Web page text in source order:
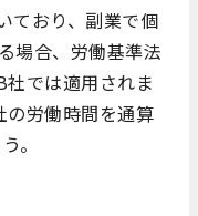
ており、副業で個
場合、労働基準法
では適用されま
の労働時間を通算
。